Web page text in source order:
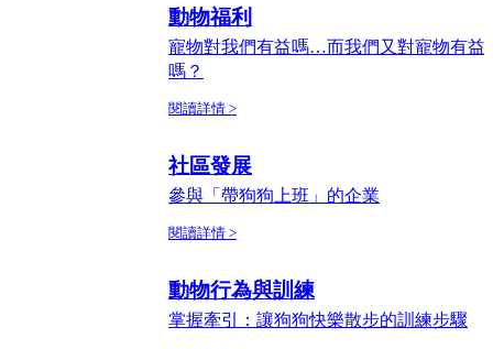
動物福利
寵物對我們有益嗎…而我們又對寵物有益
嗎？
閱讀詳情 >
社區發展
參與「帶狗狗上班」的企業
閱讀詳情 >
動物行為與訓練
掌握牽引：讓狗狗快樂散步的訓練步驟